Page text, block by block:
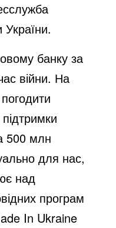
України.
банку за
війни. На
500 млн
для нас,
над
програм
In Ukraine